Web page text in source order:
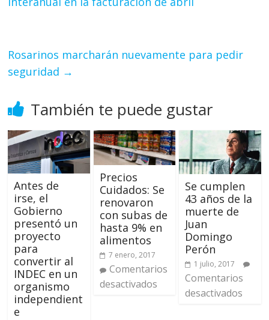
Rosarinos marcharán nuevamente para pedir
seguridad →
También te puede gustar
Antes de
irse, el
Gobierno
presentó un
proyecto
para
convertir al
INDEC en un
organismo
independient
e
Precios
Cuidados: Se
renovaron
con subas de
hasta 9% en
alimentos
7 enero, 2017
Comentarios
desactivados
Se cumplen
43 años de la
muerte de
Juan
Domingo
Perón
1 julio, 2017
Comentarios
desactivados